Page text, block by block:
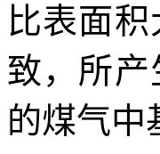
比表面
致，所
的煤气